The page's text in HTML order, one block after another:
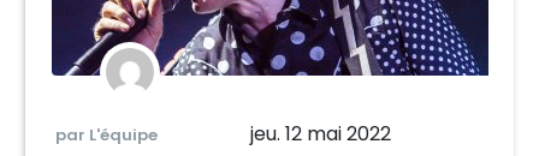
par L'équipe jeu. 12 mai 2022